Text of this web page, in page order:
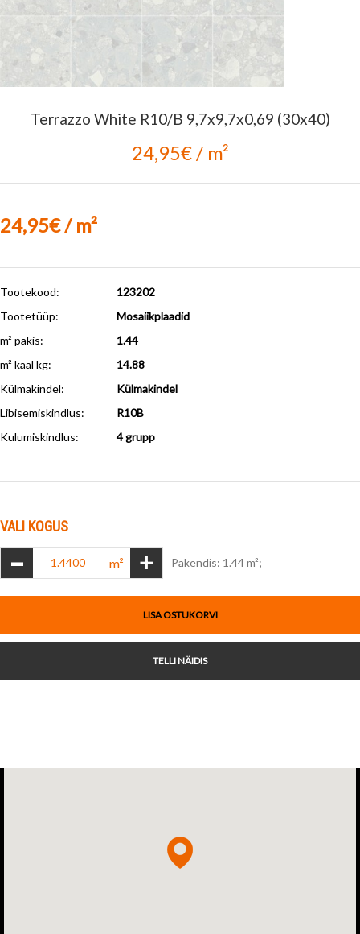
Terrazzo White R10/B 9,7x9,7x0,69 (30x40)
24,95€ / m²
24,95€ / m²
Tootekood:
123202
Tootetüüp:
Mosaiikplaadid
m² pakis:
1.44
m² kaal kg:
14.88
Külmakindel:
Külmakindel
Libisemiskindlus:
R10B
Kulumiskindlus: 4 grupp
VALI KOGUS
- m² + Pakendis: 1.44 m²;
LISA OSTUKORVI
TELLI NÄIDIS